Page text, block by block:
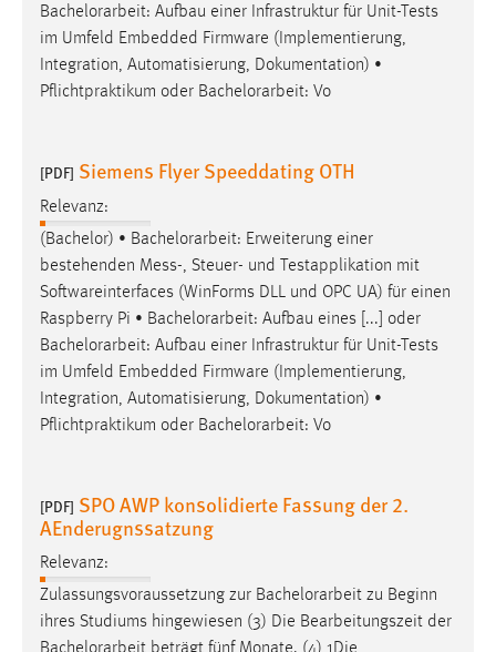
Bachelorarbeit: Aufbau einer Infrastruktur für Unit-Tests
im Umfeld Embedded Firmware (Implementierung,
Integration, Automatisierung, Dokumentation) •
Pflichtpraktikum oder Bachelorarbeit: Vo
[PDF] Siemens Flyer Speeddating OTH
Relevanz:
(Bachelor) • Bachelorarbeit: Erweiterung einer
bestehenden Mess-, Steuer- und Testapplikation mit
Softwareinterfaces (WinForms DLL und OPC UA) für einen
Raspberry Pi • Bachelorarbeit: Aufbau eines [...] oder
Bachelorarbeit: Aufbau einer Infrastruktur für Unit-Tests
im Umfeld Embedded Firmware (Implementierung,
Integration, Automatisierung, Dokumentation) •
Pflichtpraktikum oder Bachelorarbeit: Vo
[PDF] SPO AWP konsolidierte Fassung der 2.
AEnderugnssatzung
Relevanz:
Zulassungsvoraussetzung zur Bachelorarbeit zu Beginn
ihres Studiums hingewiesen (3) Die Bearbeitungszeit der